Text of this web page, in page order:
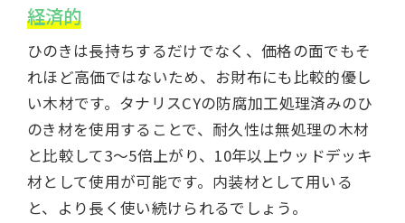
経済的
ひのきは長持ちするだけでなく、価格の面でもそ
れほど高価ではないため、お財布にも比較的優し
い木材です。タナリスCYの防腐加工処理済みのひ
のき材を使用することで、耐久性は無処理の木材
と比較して3〜5倍上がり、10年以上ウッドデッキ
材として使用が可能です。内装材として用いる
と、より長く使い続けられるでしょう。